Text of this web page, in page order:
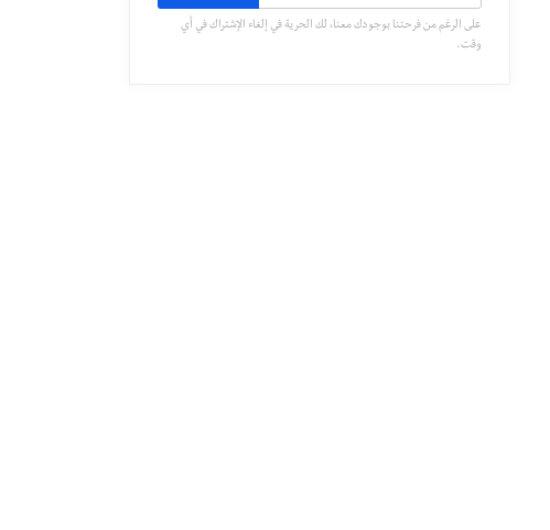
على الرغم من فرحتنا بوجودك معنا، لك الحرية في إلغاء الإشتراك في أي
وقت.